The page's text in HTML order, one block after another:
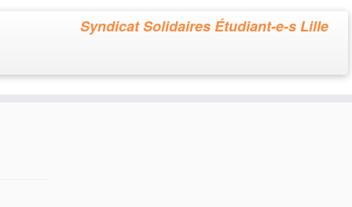
Syndicat Solidaires Étudiant-e-s Lille